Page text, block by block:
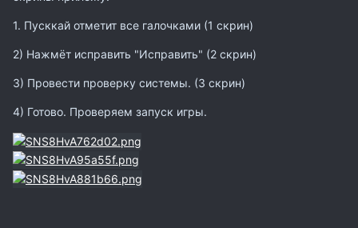
1. Пусккай отметит все галочками (1 скрин)
2) Нажмёт исправить "Исправить" (2 скрин)
3) Провести проверку системы. (3 скрин)
4) Готово. Проверяем запуск игры.